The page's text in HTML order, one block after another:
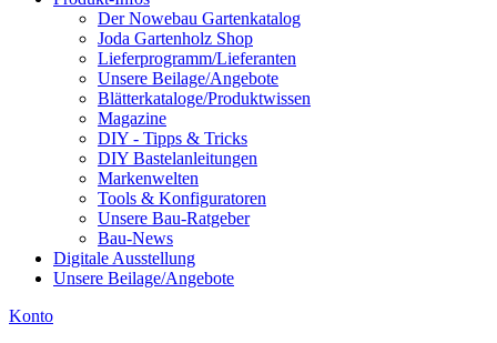
Der Nowebau Gartenkatalog
Joda Gartenholz Shop
Lieferprogramm/Lieferanten
Unsere Beilage/Angebote
Blätterkataloge/Produktwissen
Magazine
DIY - Tipps & Tricks
DIY Bastelanleitungen
Markenwelten
Tools & Konfiguratoren
Unsere Bau-Ratgeber
Bau-News
Digitale Ausstellung
Unsere Beilage/Angebote
Konto